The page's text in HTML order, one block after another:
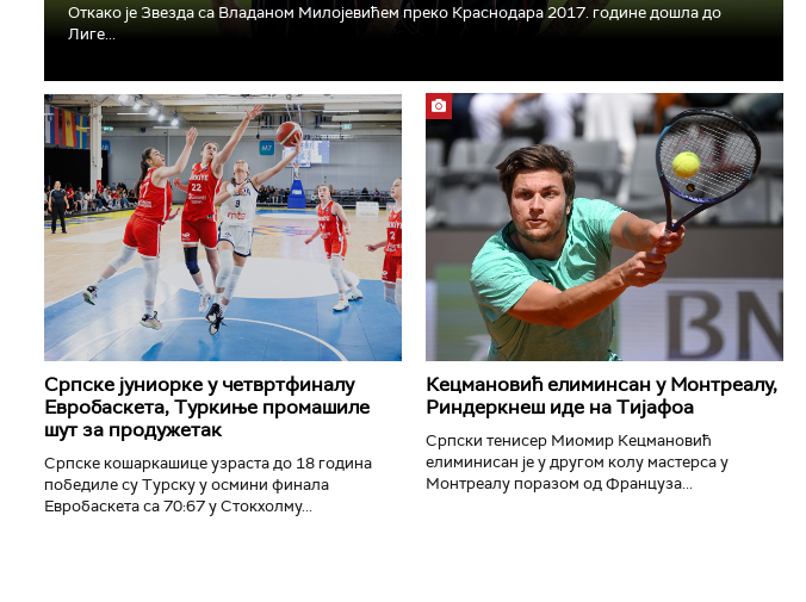
Откако је Звезда са Владаном Милојевићем преко Краснодара 2017. године дошла до
Лиге...
Српске јуниорке у четвртфиналу
Евробаскета, Туркиње промашиле
шут за продужетак
Српске кошаркашице узраста до 18 година
победиле су Турску у осмини финала
Евробаскета са 70:67 у Стокхолму...
Кецмановић елиминсан у Монтреалу,
Риндеркнеш иде на Тијафоа
Српски тенисер Миомир Кецмановић
елиминисан је у другом колу мастерса у
Монтреалу поразом од Француза...